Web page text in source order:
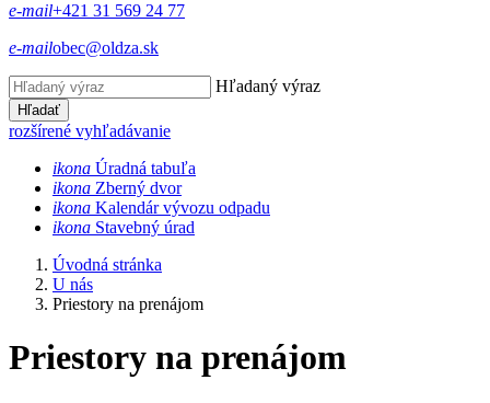
e-mail+421 31 569 24 77
e-mailobec@oldza.sk
Hľadaný výraz
Hľadať
rozšírené vyhľadávanie
ikona Úradná tabuľa
ikona Zberný dvor
ikona Kalendár vývozu odpadu
ikona Stavebný úrad
Úvodná stránka
U nás
Priestory na prenájom
Priestory na prenájom